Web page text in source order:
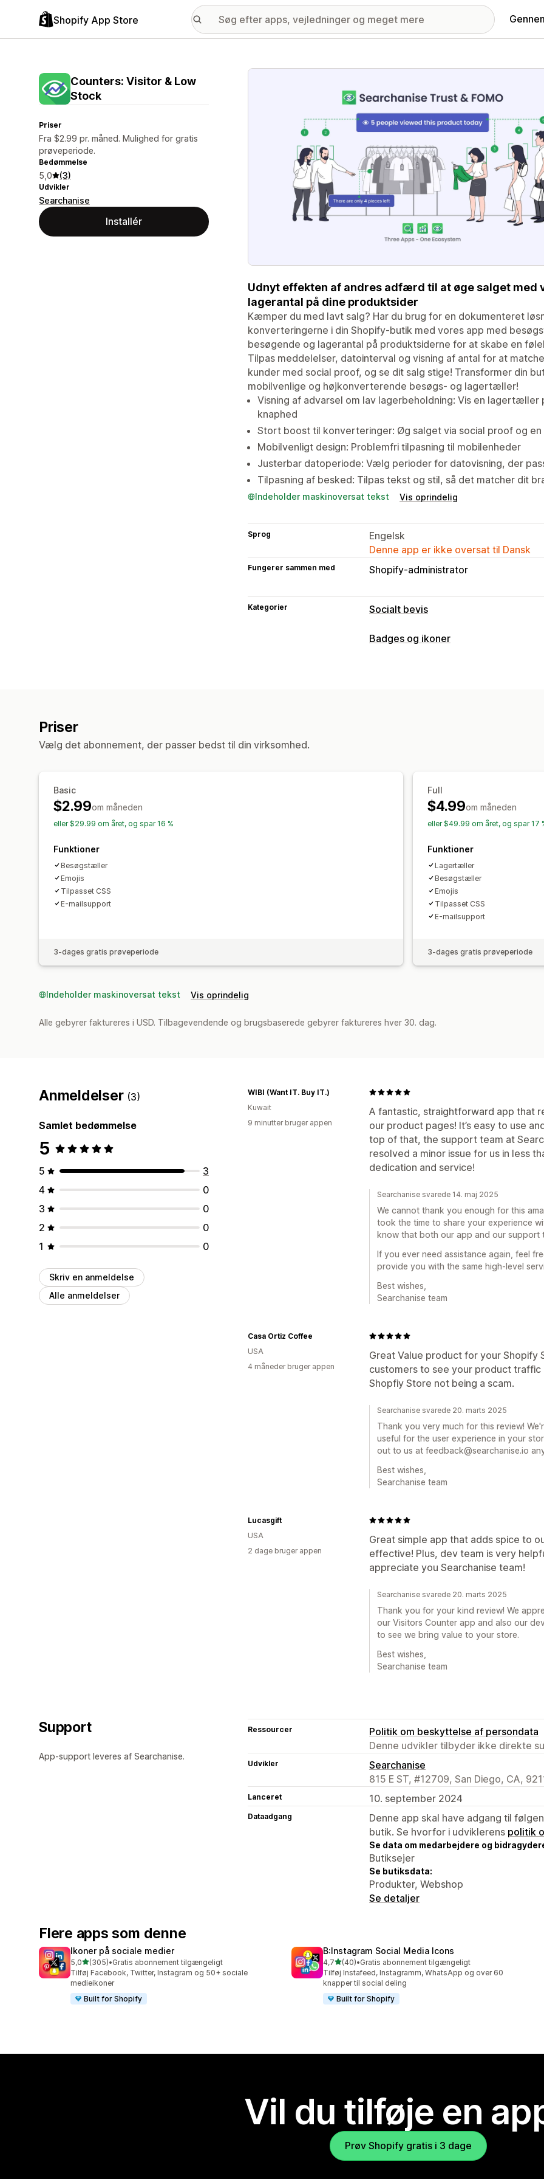
Shopify App Store
Counters: Visitor & Low
Stock
Priser
Fra $2.99 pr. måned. Mulighed for gratis
prøveperiode.
Bedømmelse
5,0 (3)
Udvikler
Searchanise
Installér
Galleri med udvalgte billeder
Udnyt effekten af andres adfærd til at øge salget med
lagerantal på dine produktsider
Kæmper du med lavt salg? Har du brug for en dokumenteret
konverteringerne i din Shopify-butik med vores app med
besøgende og lagerantal på produktsiderne for at skabe en
Tilpas meddelelser, datointerval og visning af antal for at
kunder med social proof, og se dit salg stige! Transformer din
mobilvenlige og højkonverterende besøgs- og lagertæller!
Visning af advarsel om lav lagerbeholdning: Vis en
knaphed
Stort boost til konverteringer: Øg salget via social proof og
Mobilvenligt design: Problemfri tilpasning til mobilenheder
Justerbar datoperiode: Vælg perioder for datovisning, der
Tilpasning af besked: Tilpas tekst og stil, så det matcher dit
Indeholder maskinoversat tekst Vis oprindelig
Sprog
Engelsk
Denne app er ikke oversat til Dansk
Fungerer sammen med Shopify-administrator
Kategorier Socialt bevis
Visningsindstillinger
Badges og ikoner
Produktsider
Priser
Vælg det abonnement, der passer bedst til din virksomhed.
Basic
$2.99om måneden
eller $29.99 om året, og spar 16 %
Funktioner
Besøgstæller
Emojis
Tilpasset CSS
E-mailsupport
3-dages gratis prøveperiode
Full
$4.99om måneden
eller $49.99 om året, og spar 17
Funktioner
Lagertæller
Besøgstæller
Emojis
Tilpasset CSS
E-mailsupport
3-dages gratis prøveperiode
Indeholder maskinoversat tekst Vis oprindelig
Alle gebyrer faktureres i USD. Tilbagevendende og brugsbaserede gebyrer faktureres hver 30. dag.
Anmeldelser (3)
Samlet bedømmelse
5
5
3
4
0
3
0
2
0
1
0
Skriv en anmeldelse
Alle anmeldelser
A fantastic, straightforward app that
our product pages! It’s easy to use
top of that, the support team at
resolved a minor issue for us in less
dedication and service!
WIBI (Want IT. Buy IT.)
Kuwait
9 minutter bruger appen
Searchanise svarede 14. maj 2025
We cannot thank you enough for this
took the time to share your experience
know that both our app and our support
If you ever need assistance again, feel
provide you with the same high-level
Best wishes,
Searchanise team
Great Value product for your Shopify
customers to see your product
Shopfiy Store not being a scam.
Casa Ortiz Coffee
USA
4 måneder bruger appen
Searchanise svarede 20. marts 2025
Thank you very much for this review!
useful for the user experience in your
out to us at feedback@searchanise.io
Best wishes,
Searchanise team
Great simple app that adds spice to
effective! Plus, dev team is very
appreciate you Searchanise team!
Lucasgift
USA
2 dage bruger appen
Searchanise svarede 20. marts 2025
Thank you for your kind review! We
our Visitors Counter app and also our
to see we bring value to your store.
Best wishes,
Searchanise team
Support
App-support leveres af Searchanise.
Ressourcer
Politik om beskyttelse af persondata
Denne udvikler tilbyder ikke direkte
Udvikler
Searchanise
815 E ST, #12709, San Diego, CA,
Lanceret 10. september 2024
Dataadgang
Denne app skal have adgang til
butik. Se hvorfor i udviklerens politik
Se data om medarbejdere og
Butiksejer
Se butiksdata:
Produkter, Webshop
Se detaljer
Flere apps som denne
Ikoner på sociale medier
5,0ud af 5 stjerner
(305)
305 anmeldelser i alt
•Gratis abonnement tilgængeligt
Tilføj Facebook, Twitter, Instagram og 50+ sociale
medieikoner
Built for Shopify
B:Instagram Social Media Icons
4,7ud af 5 stjerner
(40)
40 anmeldelser i alt
•Gratis abonnement tilgængeligt
Tilføj Instafeed, Instagramm, WhatsApp og over 60
knapper til social deling
Built for Shopify
Vil du tilføje en
Prøv Shopify gratis i 3 dage